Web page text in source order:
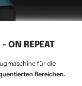
ON REPEAT
für die
Bereichen.